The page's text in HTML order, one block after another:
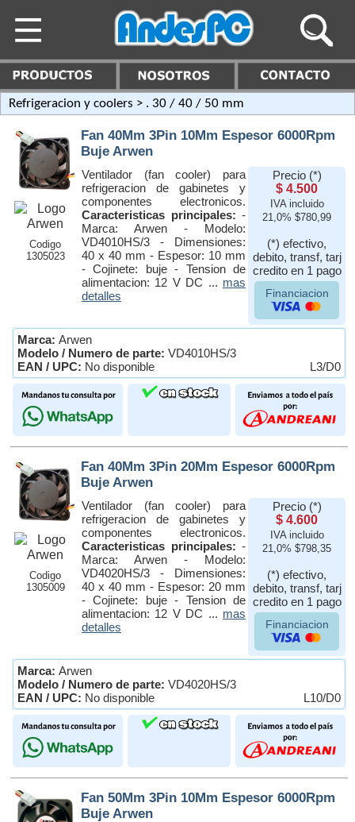
Refrigeracion y coolers > . 30 / 40 / 50 mm
Codigo
1305023
Fan 40Mm 3Pin 10Mm Espesor 6000Rpm
Buje Arwen
Ventilador (fan cooler) para
refrigeracion de gabinetes y
componentes electronicos.
Caracteristicas principales: -
Marca: Arwen - Modelo:
VD4010HS/3 - Dimensiones:
40 x 40 mm - Espesor: 10 mm
- Cojinete: buje - Tension de
alimentacion: 12 V DC ... mas
detalles
Precio (*)
$ 4.500
IVA incluido
21,0% $780,99
(*) efectivo,
debito, transf, tarj
credito en 1 pago
Financiacion
Marca: Arwen
Modelo / Numero de parte: VD4010HS/3
EAN / UPC: No disponible L3/D0
Codigo
1305009
Fan 40Mm 3Pin 20Mm Espesor 6000Rpm
Buje Arwen
Ventilador (fan cooler) para
refrigeracion de gabinetes y
componentes electronicos.
Caracteristicas principales: -
Marca: Arwen - Modelo:
VD4020HS/3 - Dimensiones:
40 x 40 mm - Espesor: 20 mm
- Cojinete: buje - Tension de
alimentacion: 12 V DC ... mas
detalles
Precio (*)
$ 4.600
IVA incluido
21,0% $798,35
(*) efectivo,
debito, transf, tarj
credito en 1 pago
Financiacion
Marca: Arwen
Modelo / Numero de parte: VD4020HS/3
EAN / UPC: No disponible L10/D0
Fan 50Mm 3Pin 10Mm Espesor 6000Rpm
Buje Arwen